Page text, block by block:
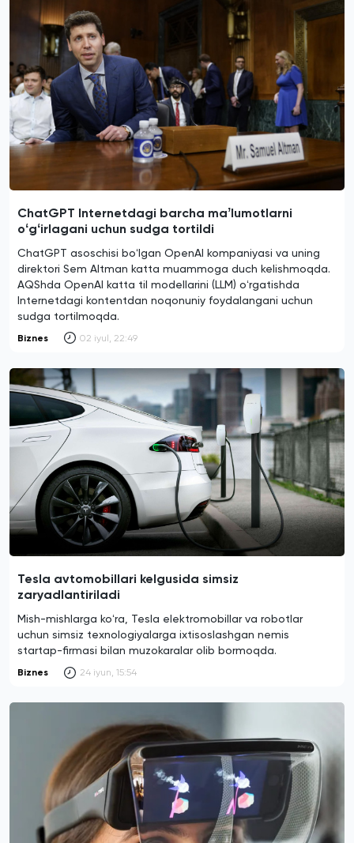
ChatGPT Internetdagi barcha maʼlumotlarni
oʻgʻirlagani uchun sudga tortildi
ChatGPT asoschisi boʻlgan OpenAI kompaniyasi va uning
direktori Sem Altman katta muammoga duch kelishmoqda.
AQShda OpenAI katta til modellarini (LLM) oʻrgatishda
Internetdagi kontentdan noqonuniy foydalangani uchun
sudga tortilmoqda.
Biznes 02 iyul, 22:49
Tesla avtomobillari kelgusida simsiz
zaryadlantiriladi
Mish-mishlarga koʻra, Tesla elektromobillar va robotlar
uchun simsiz texnologiyalarga ixtisoslashgan nemis
startap-firmasi bilan muzokaralar olib bormoqda.
Biznes 24 iyun, 15:54